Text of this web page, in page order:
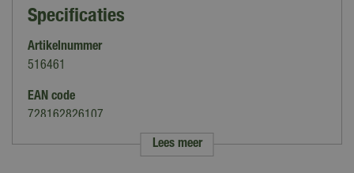
Specificaties
Artikelnummer
516461
EAN code
728162826107
Merk
Lees meer